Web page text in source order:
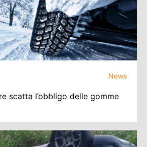
News
scatta l’obbligo delle gomme